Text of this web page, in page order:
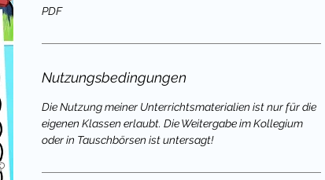
PDF
Nutzungsbedingungen
Die Nutzung meiner Unterrichtsmaterialien ist nur für die
eigenen Klassen erlaubt. Die Weitergabe im Kollegium
oder in Tauschbörsen ist untersagt!